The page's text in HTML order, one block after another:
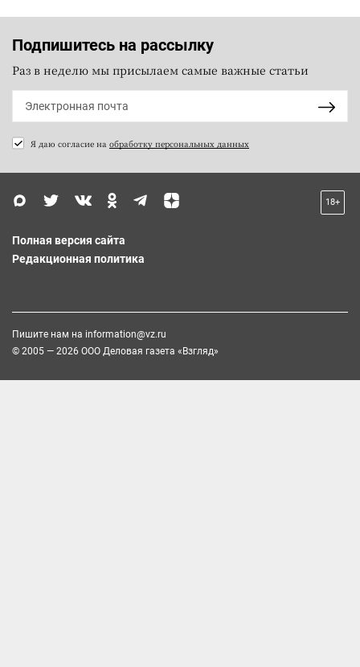
Подпишитесь на рассылку
Раз в неделю мы присылаем самые важные статьи
Я даю согласие на обработку персональных данных
18+
Полная версия сайта
Редакционная политика
Пишите нам на information@vz.ru
© 2005 — 2026 ООО Деловая газета «Взгляд»